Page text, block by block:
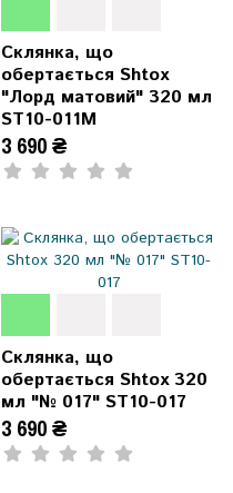
Склянка, що
обертається Shtox
"Лорд матовий" 320 мл
ST10-011M
3 690 ₴
Склянка, що
обертається Shtox 320
мл "№ 017" ST10-017
3 690 ₴